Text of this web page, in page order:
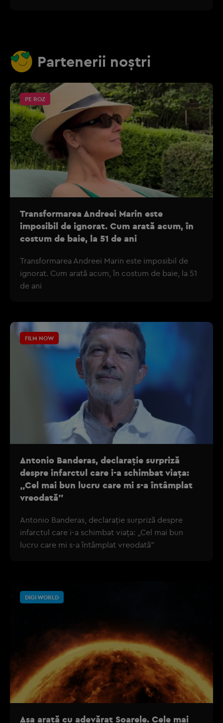
Partenerii noștri
PE ROZ
Transformarea Andreei Marin este
imposibil de ignorat. Cum arată acum, în
costum de baie, la 51 de ani
Transformarea Andreei Marin este imposibil de
ignorat. Cum arată acum, în costum de baie, la 51
de ani
FILM NOW
Antonio Banderas, declarație surpriză
despre infarctul care i-a schimbat viața:
„Cel mai bun lucru care mi s-a întâmplat
vreodată”
Antonio Banderas, declarație surpriză despre
infarctul care i-a schimbat viața: „Cel mai bun
lucru care mi s-a întâmplat vreodată”
DIGI WORLD
Așa arată cu adevărat Soarele. Cele mai